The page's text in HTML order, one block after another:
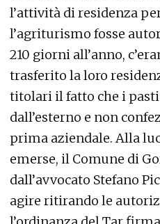
l’attività di residenza
l’agriturismo fosse
210 giorni all’anno,
trasferito la loro
titolari il fatto che i
dall’esterno e non
prima aziendale. Alla
emerse, il Comune di
dall’avvocato Stefano
agire ritirando le